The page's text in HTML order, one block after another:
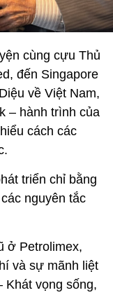
cùng cựu Thủ
đến Singapore
về Việt Nam,
– hành trình của
cách các
triển chỉ bằng
nguyên tắc
ở Petrolimex,
và sự mãnh liệt
vọng sống,